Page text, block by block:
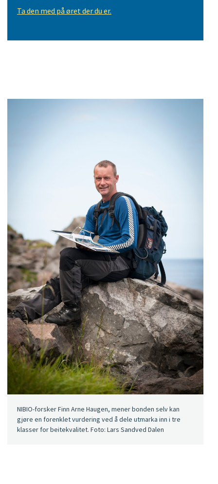
Ta den med på øret der du er.
NIBIO-forsker Finn Arne Haugen, mener bonden selv kan
gjøre en forenklet vurdering ved å dele utmarka inn i tre
klasser for beitekvalitet. Foto: Lars Sandved Dalen